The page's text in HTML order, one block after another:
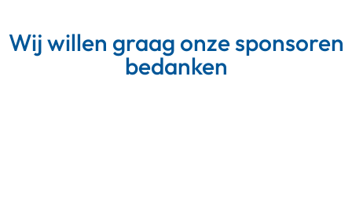
Wij willen graag onze sponsoren
bedanken